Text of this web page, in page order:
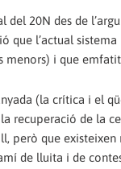
20N des de
que l’actual
menors) i que
(la crítica i el
recuperació de la
però que
de lluita i de